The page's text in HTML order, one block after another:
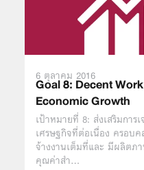
6 ตุลาคม 2016
Goal 8: Decent
Economic Growth
เป้าหมายที่ 8: ส่งเสริมการ
เศรษฐกิจที่ต่อเนื่อง ครอบ
จ้างงานเต็มที่และ มีผลิตภ
คุณค่าสำ…